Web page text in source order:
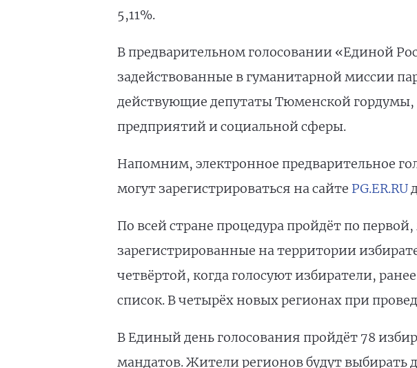
5,11%.
В предварительном голосовании «Единой
задействованные в гуманитарной миссии
действующие депутаты Тюменской
предприятий и социальной сферы.
Напомним, электронное предварительное
могут зарегистрироваться на сайте PG.ER.RU
По всей стране процедура пройдёт по
зарегистрированные на территории
четвёртой, когда голосуют избиратели,
список. В четырёх новых регионах при
В Единый день голосования пройдёт 78
мандатов. Жители регионов будут выбирать